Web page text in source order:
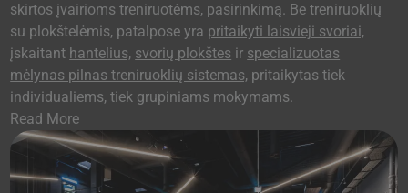
skirtos įvairioms treniruotėms, pasirinkimą. Be treniruoklių
su plokštelėmis, patalpose yra pritaikyti laisvieji svoriai,
įskaitant hantelius, svorių plokštes ir specializuotas
mėlynas pilnas treniruoklių sistemas, pritaikytas tiek
individualiems, tiek grupiniams mokymams.
Read More